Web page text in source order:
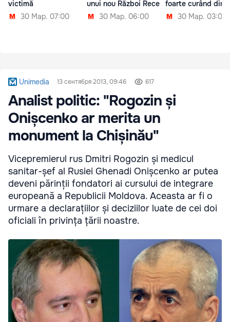
victimă
30 Мар. 07:00
unui nou Război Rece
30 Мар. 06:00
foarte curând din
30 Мар. 03:00
Unimedia 13 сентября 2013, 09:46 617
Analist politic: "Rogozin și
Onișcenko ar merita un
monument la Chișinău"
Vicepremierul rus Dmitri Rogozin și medicul
sanitar-șef al Rusiei Ghenadi Onișcenko ar putea
deveni părinții fondatori ai cursului de integrare
europeană a Republicii Moldova. Aceasta ar fi o
urmare a declarațiilor și deciziilor luate de cei doi
oficiali în privința țării noastre.